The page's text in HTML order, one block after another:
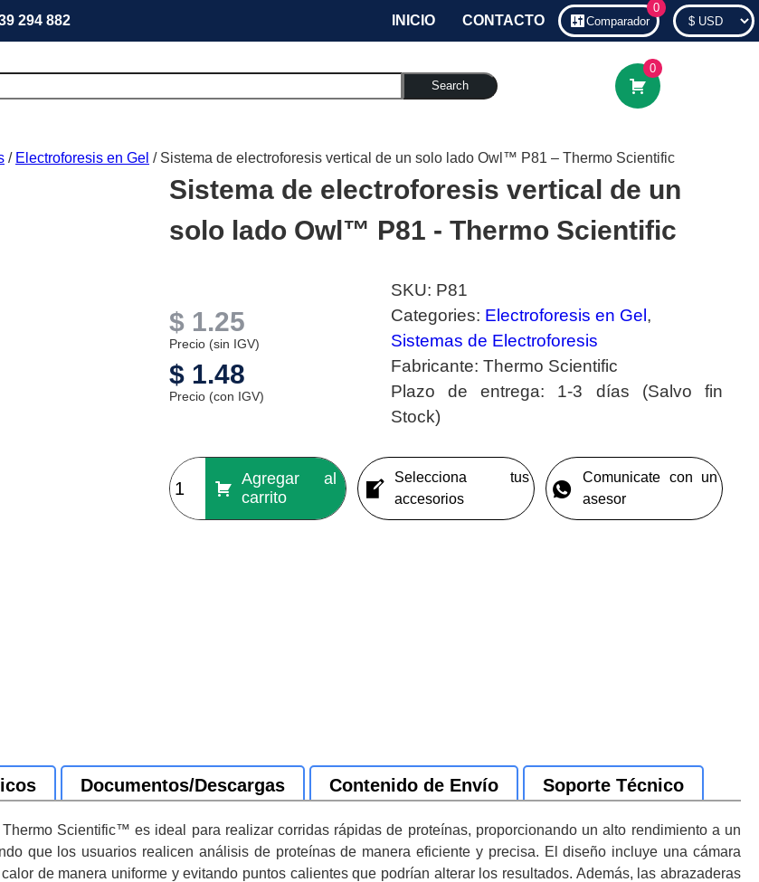
294 882 INICIO CONTACTO
0
Comparador
Search
0
/ Electroforesis en Gel / Sistema de electroforesis vertical de un solo lado Owl™ P81 – Thermo Scientific
Sistema de electroforesis vertical de un
solo lado Owl™ P81 - Thermo Scientific
$ 1.25
Precio (sin IGV)
$ 1.48
Precio (con IGV)
SKU: P81
Categories: Electroforesis en Gel ,
Sistemas de Electroforesis
Fabricante: Thermo Scientific
Plazo de entrega: 1-3 días (Salvo fin
Stock)
Agregar al
carrito
Selecciona tus
accesorios
Comunicate con un
asesor
Documentos/Descargas Contenido de Envío Soporte Técnico
Scientific™ es ideal para realizar corridas rápidas de proteínas, proporcionando un alto rendimiento a un
que los usuarios realicen análisis de proteínas de manera eficiente y precisa. El diseño incluye una cámara
de manera uniforme y evitando puntos calientes que podrían alterar los resultados. Además, las abrazaderas